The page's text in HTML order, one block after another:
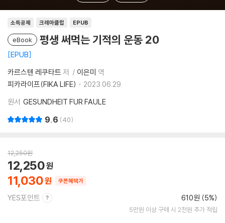
소득공제 크레마클럽 EPUB
eBook 평생 써먹는 기적의 운동 20
EPUB
카르스텐 레쿠타트 저 이은미 역
피카라이프(FIKA LIFE)
2023.06.29.
원서 GESUNDHEIT FUR FAULE
9.6 40
12,250원
11,030
12,250
쿠폰혜택가
YES포인트 610원 (5%)
5만원 이상 구매 시 2천원 추가 적립